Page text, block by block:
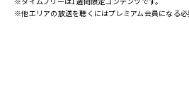
※他エリアの放送を聴くにはプレミアム会員になる必